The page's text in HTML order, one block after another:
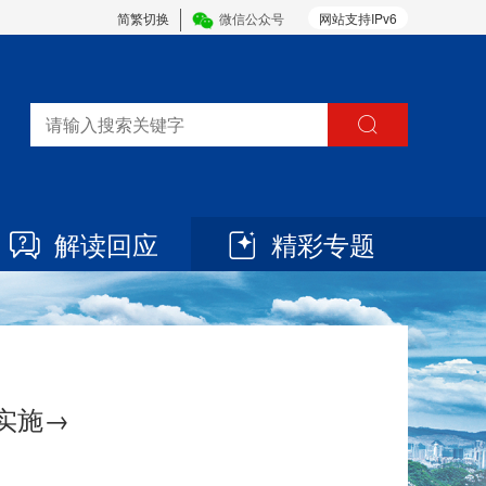
网站支持IPv6
简繁切换 微信公众号
解读回应 精彩专题
施→